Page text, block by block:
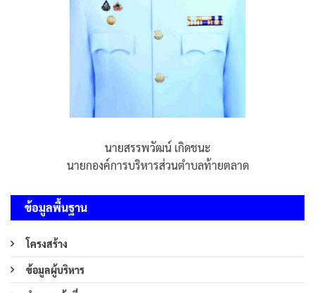
นายสรรพวัฒน์ เกิดชนะ
นายกองค์การบริหารส่วนตำบลท้ายตลาด
ข้อมูลพื้นฐาน
โครงสร้าง
ข้อมูลผู้บริหาร